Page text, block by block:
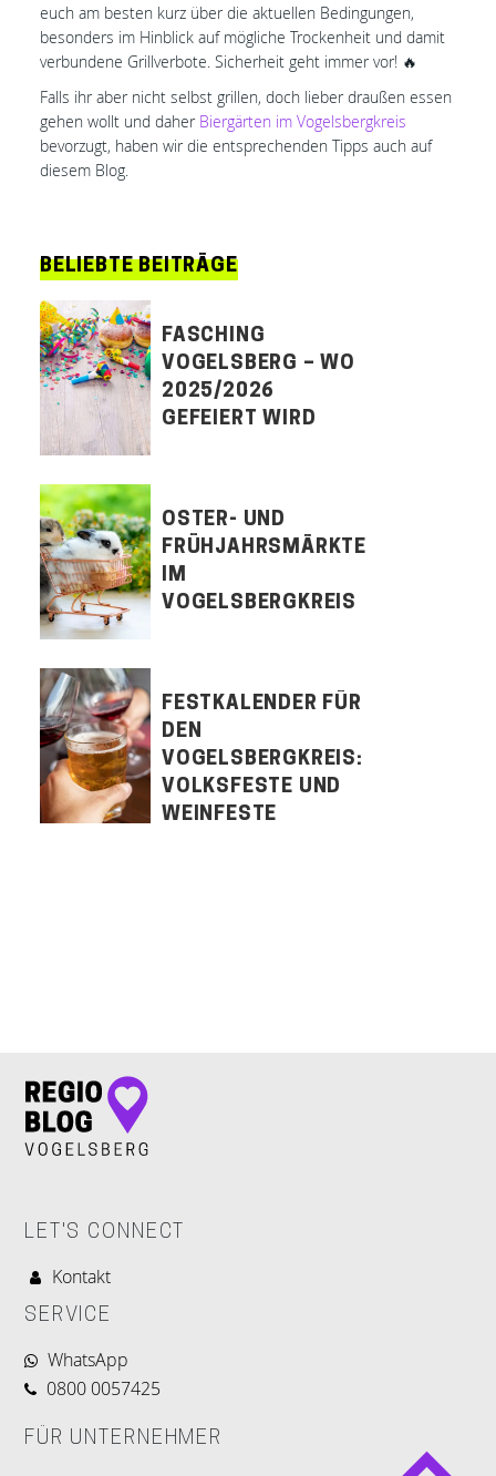
euch am besten kurz über die aktuellen Bedingungen,
besonders im Hinblick auf mögliche Trockenheit und damit
verbundene Grillverbote. Sicherheit geht immer vor! 🔥
Falls ihr aber nicht selbst grillen, doch lieber draußen essen
gehen wollt und daher Biergärten im Vogelsbergkreis
bevorzugt, haben wir die entsprechenden Tipps auch auf
diesem Blog.
BELIEBTE BEITRÄGE
FASCHING
VOGELSBERG – WO
2025/2026
GEFEIERT WIRD
OSTER- UND
FRÜHJAHRSMÄRKTE
IM
VOGELSBERGKREIS
FESTKALENDER FÜR
DEN
VOGELSBERGKREIS:
VOLKSFESTE UND
WEINFESTE
LET'S CONNECT
Kontakt
SERVICE
WhatsApp
0800 0057425
FÜR UNTERNEHMER